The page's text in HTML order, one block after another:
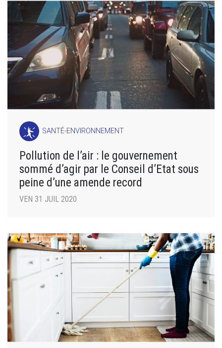
SANTÉ-ENVIRONNEMENT
Pollution de l’air : le gouvernement
sommé d’agir par le Conseil d’Etat sous
peine d’une amende record
VEN 31 JUIL 2020